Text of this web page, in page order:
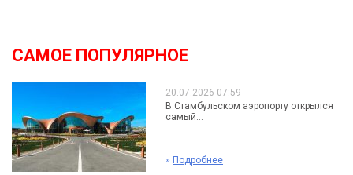
САМОЕ ПОПУЛЯРНОЕ
20.07.2026 07:59
В Стамбульском аэропорту открылся
самый...
» Подробнее